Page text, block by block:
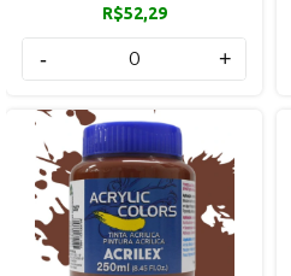
R$52,29
- +